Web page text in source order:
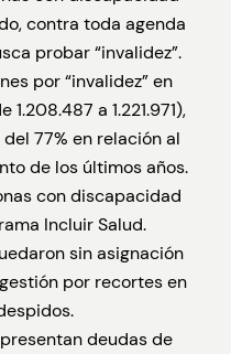
contra toda agenda
probar “invalidez”.
por “invalidez” en
a 1.221.971),
77% en relación al
de los últimos años.
con discapacidad
Incluir Salud.
sin asignación
por recortes en
deudas de